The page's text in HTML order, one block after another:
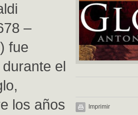
Imprimir
–
fue
el
los años